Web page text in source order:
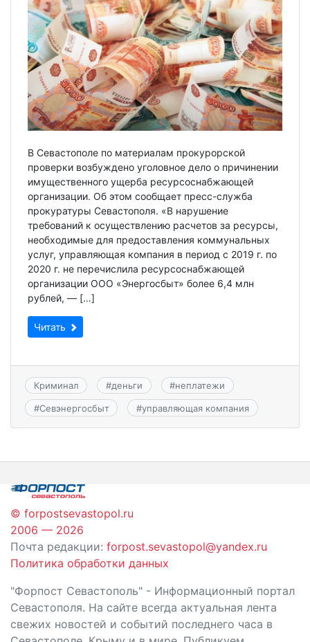
В Севастополе по материалам прокурорской
проверки возбуждено уголовное дело о причинении
имущественного ущерба ресурсоснабжающей
организации. Об этом сообщает пресс-служба
прокуратуры Севастополя. «В нарушение
требований к осуществлению расчетов за ресурсы,
необходимые для предоставления коммунальных
услуг, управляющая компания в период с 2019 г. по
2020 г. не перечислила ресурсоснабжающей
организации ООО «Энергосбыт» более 6,4 млн
рублей, — […]
Читать
Криминал #деньги #неплатежи
#Севэнергосбыт #управляющая компания
© forpostsevastopol.ru
2006 — 2026
Почта редакции: forpost.sevastopol@yandex.ru
Политика обработки данных
"Форпост Севастополь" - Информационный портал
Севастополя. На сайте всегда актуальная лента
свежих новостей и событий последнего часа в